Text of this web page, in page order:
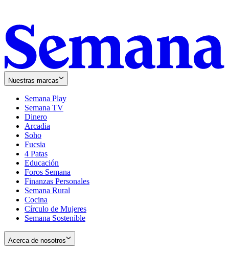
Nuestras marcas
Semana Play
Semana TV
Dinero
Arcadia
Soho
in
new
window
Fucsia
in
new
window
4 Patas
Educación
Foros Semana
Finanzas Personales
Semana Rural
Cocina
Círculo de Mujeres
Semana Sostenible
Acerca de nosotros